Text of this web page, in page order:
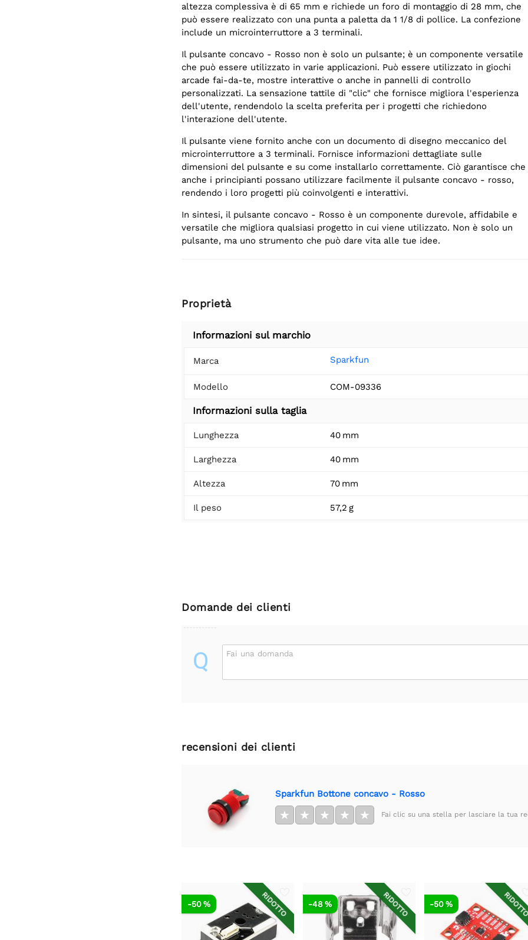
altezza complessiva è di 65 mm e richiede un foro di montaggio di 28 mm, che
può essere realizzato con una punta a paletta da 1 1/8 di pollice. La confezione
include un microinterruttore a 3 terminali.
Il pulsante concavo - Rosso non è solo un pulsante; è un componente versatile
che può essere utilizzato in varie applicazioni. Può essere utilizzato in giochi
arcade fai-da-te, mostre interattive o anche in pannelli di controllo
personalizzati. La sensazione tattile di "clic" che fornisce migliora l'esperienza
dell'utente, rendendolo la scelta preferita per i progetti che richiedono
l'interazione dell'utente.
Il pulsante viene fornito anche con un documento di disegno meccanico del
microinterruttore a 3 terminali. Fornisce informazioni dettagliate sulle
dimensioni del pulsante e su come installarlo correttamente. Ciò garantisce che
anche i principianti possano utilizzare facilmente il pulsante concavo - rosso,
rendendo i loro progetti più coinvolgenti e interattivi.
In sintesi, il pulsante concavo - Rosso è un componente durevole, affidabile e
versatile che migliora qualsiasi progetto in cui viene utilizzato. Non è solo un
pulsante, ma uno strumento che può dare vita alle tue idee.
Proprietà
Informazioni sul marchio
Marca Sparkfun
Modello COM-09336
Informazioni sulla taglia
Lunghezza 40 mm
Larghezza 40 mm
Altezza 70 mm
Il peso 57,2 g
Domande dei clienti
Q Fai una domanda
recensioni dei clienti
Sparkfun Bottone concavo - Rosso
★ ★ ★ ★ ★ Fai clic su una stella per lasciare la tua
RIDOTTO
-50 % RIDOTTO
-48 % -50 %